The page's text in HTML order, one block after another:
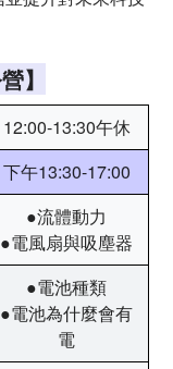
】
12:00-13:30午休
下午13:30-17:00
●流體動力
●電風扇與吸塵器
●電池種類
●電池為什麼會有
電